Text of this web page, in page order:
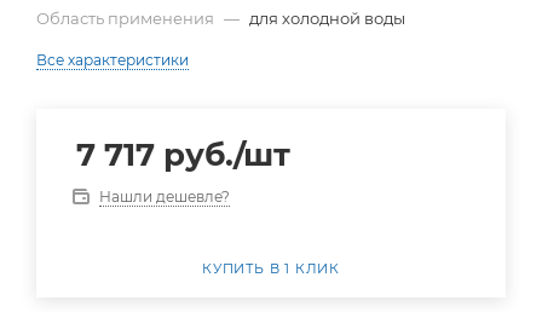
Область применения — для холодной воды
Все характеристики
7 717 руб./шт
Нашли дешевле?
КУПИТЬ В 1 КЛИК